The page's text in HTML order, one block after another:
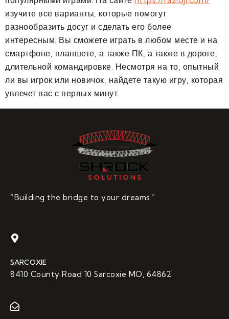
изучите все варианты, которые помогут
разнообразить досуг и сделать его более
интересным. Вы сможете играть в любом месте и на
смартфоне, планшете, а также ПК, а также в дороге,
длительной командировке. Несмотря на то, опытный
ли вы игрок или новичок, найдете такую игру, которая
увлечет вас с первых минут.
“Building the bridge to your dreams.”
SARCOXIE
8410 County Road 10 Sarcoxie MO, 64862